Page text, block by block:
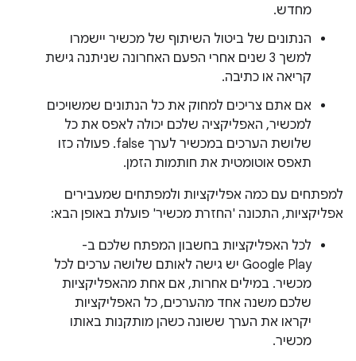
מחדש.
הנתונים של ביטול השיתוף של מכשיר יישמרו
למשך 3 שנים אחרי הפעם האחרונה שניתנה גישת
קריאה או כתיבה.
אם אתם צריכים למחוק את כל הנתונים שמשויכים
למכשיר, האפליקציה שלכם יכולה לאפס את כל
שלושת הערכים במכשיר לערך false. פעולה כזו
תאפס אוטומטית את חותמות הזמן.
למפתחים עם כמה אפליקציות ולמפתחים שמעבירים
אפליקציות, התכונה 'החזרת מכשיר' פועלת באופן הבא:
לכל האפליקציות בחשבון המפתח שלכם ב-
Google Play יש גישה לאותם שלושה ערכים לכל
מכשיר. במילים אחרות, אם אחת מהאפליקציות
שלכם משנה אחד מהערכים, כל האפליקציות
יקראו את הערך ששונה כשהן מותקנות באותו
מכשיר.